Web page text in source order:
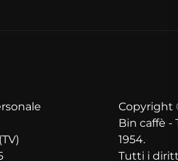
Copyright
Bin caffè -
1954.
Tutti i